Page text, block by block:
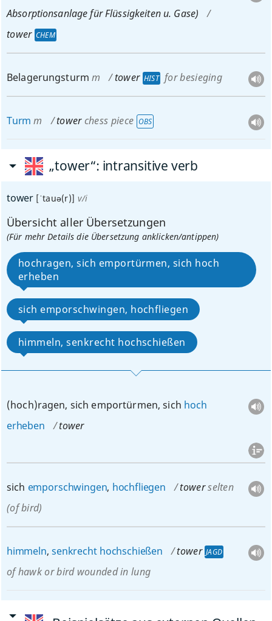
Absorptionsanlage für Flüssigkeitenu. Gase)
tower CHEM
Belagerungsturm m tower HIST for besieging
Turm m tower chess piece OBS
„tower“: intransitive verb
tower [ˈtauə(r)] v/i
Übersicht aller Übersetzungen
(Für mehr Details die Übersetzung anklicken/antippen)
hochragen, sich emportürmen, sich hoch
erheben
sich emporschwingen, hochfliegen
himmeln, senkrecht hochschießen
(hoch)ragen, sich emportürmen, sich hoch
erheben
tower
sich emporschwingen, hochfliegen towerselten
(of bird)
himmeln,senkrecht hochschießen tower JAGD
of hawk or bird wounded in lung